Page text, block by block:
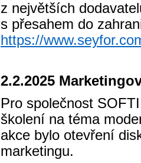
z největších
s přesahem do
https://
2.2.2025
Pro společnost
školení na téma
akce bylo otevření
marketingu.